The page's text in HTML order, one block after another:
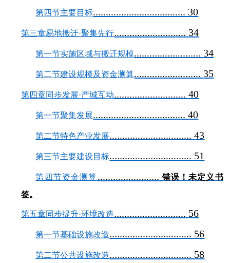
第四节主要目标.................................... 30
第三章易地搬迁·聚集先行............................ 34
第一节实施区域与搬迁规模.......................... 34
第二节建设规模及资金测算.......................... 35
第四章同步发展·产城互动............................40
第一节聚集发展....................................40
第二节特色产业发展................................43
第三节主要建设目标................................ 51
第四节资金测算........................ 错误！未定义书
签。
第五章同步提升·环境改造............................ 56
第一节基础设施改造................................ 56
第二节公共设施改造................................ 58